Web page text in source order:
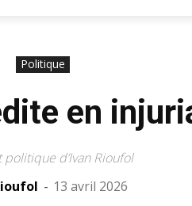
Politique
en
d’Ivan Rioufol
- 13 avril 2026